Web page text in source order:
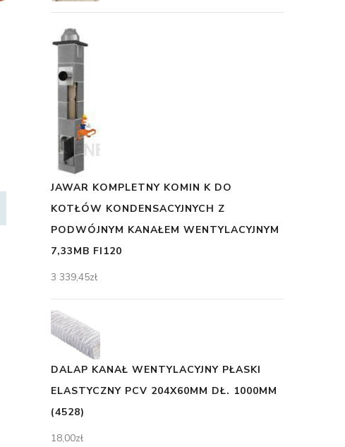
JAWAR KOMPLETNY KOMIN K DO
KOTŁÓW KONDENSACYJNYCH Z
PODWÓJNYM KANAŁEM WENTYLACYJNYM
7,33MB FI120
3 339,45zł
DALAP KANAŁ WENTYLACYJNY PŁASKI
ELASTYCZNY PCV 204X60MM DŁ. 1000MM
(4528)
18,00zł